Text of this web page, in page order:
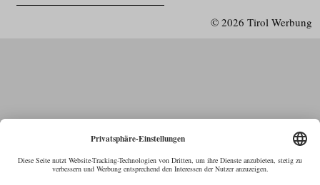
© 2026 Tirol Werbung